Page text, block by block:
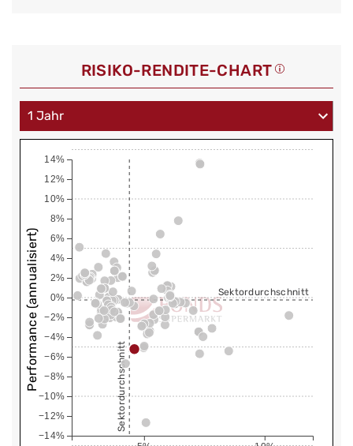
RISIKO-RENDITE-CHART
−14%
−12%
−10%
−8%
−6%
−4%
−2%
0%
2%
4%
6%
8%
10%
12%
14%
Sektordurchschnitt
Sektordurchschnitt
Performance (annualisiert)